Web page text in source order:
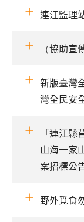
連江監理
（協助
新版臺灣
灣全民安
「連江
山海一家
案招標公
野外覓食